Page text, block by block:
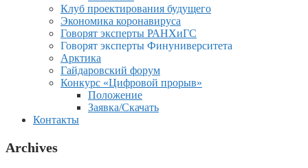
Клуб проектирования будущего
Экономика коронавируса
Говорят эксперты РАНХиГС
Говорят эксперты Финуниверситета
Арктика
Гайдаровский форум
Конкурс «Цифровой прорыв»
Положение
Заявка/Скачать
Контакты
Archives